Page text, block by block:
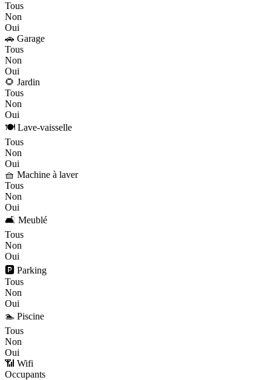
Tous
Non
Oui
🚗 Garage
Tous
Non
Oui
🌻 Jardin
Tous
Non
Oui
🍽️ Lave-vaisselle
Tous
Non
Oui
🧺 Machine à laver
Tous
Non
Oui
🛋️ Meublé
Tous
Non
Oui
🅿️ Parking
Tous
Non
Oui
🏊 Piscine
Tous
Non
Oui
📶 Wifi
Occupants